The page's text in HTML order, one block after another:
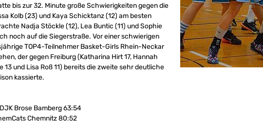
bis zur 32. Minute große Schwierigkeiten gegen die
Kolb (23) und Kaya Schicktanz (12) am besten
Nadja Stöckle (12), Lea Buntic (11) und Sophie
noch auf die Siegerstraße. Vor einer schwierigen
TOP4-Teilnehmer Basket-Girls Rhein-Neckar
der gegen Freiburg (Katharina Hirt 17, Hannah
13 und Lisa Roß 11) bereits die zweite sehr deutliche
kassierte.
Brose Bamberg 63:54
Chemnitz 80:52